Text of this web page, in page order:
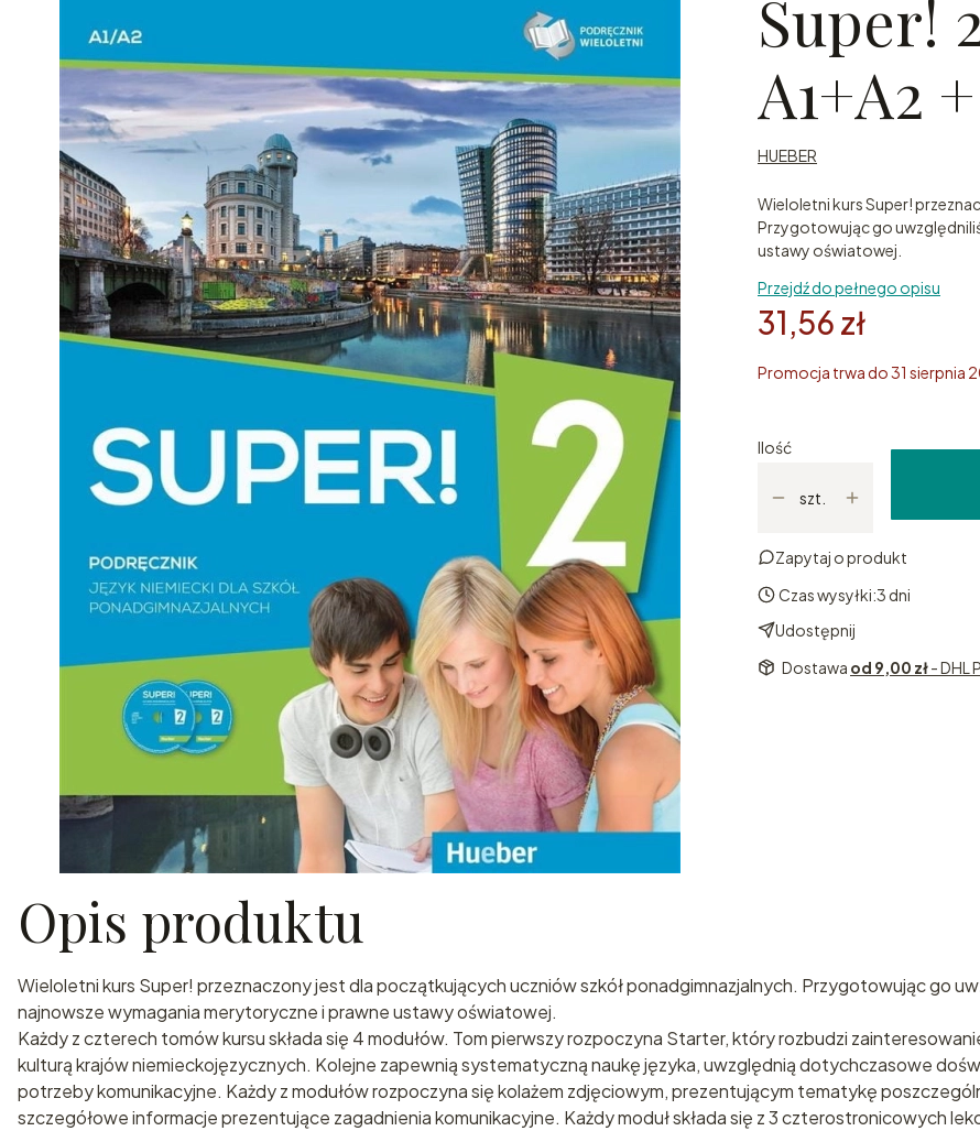
Super!
A1+A2
HUEBER
Wieloletni kurs Super!
Przygotowując go
ustawy oświatowej.
Przejdź do pełnego opisu
31,56 zł
Promocja trwa do 31 sierpnia
Ilość
szt.
Zapytaj o produkt
Czas wysyłki:3 dni
Udostępnij
Dostawa od 9,00 zł- DHL
Opis produktu
Wieloletni kurs Super! przeznaczony jest dla początkujących uczniów szkół ponadgimnazjalnych. Przygotowując go
najnowsze wymagania merytoryczne i prawne ustawy oświatowej.
Każdy z czterech tomów kursu składa się 4 modułów. Tom pierwszy rozpoczyna Starter, który rozbudzi
kulturą krajów niemieckojęzycznych. Kolejne zapewnią systematyczną naukę języka, uwzględnią dotychczasowe
potrzeby komunikacyjne. Każdy z modułów rozpoczyna się kolażem zdjęciowym, prezentującym tematykę
szczegółowe informacje prezentujące zagadnienia komunikacyjne. Każdy moduł składa się z 3 czterostronicowych